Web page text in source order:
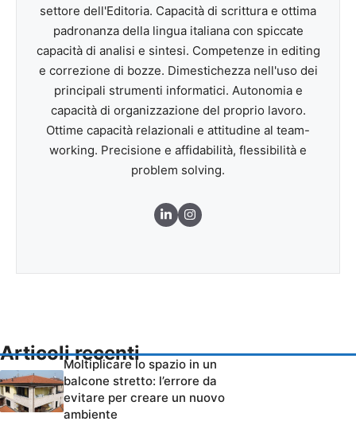
settore dell'Editoria. Capacità di scrittura e ottima
padronanza della lingua italiana con spiccate
capacità di analisi e sintesi. Competenze in editing
e correzione di bozze. Dimestichezza nell'uso dei
principali strumenti informatici. Autonomia e
capacità di organizzazione del proprio lavoro.
Ottime capacità relazionali e attitudine al team-
working. Precisione e affidabilità, flessibilità e
problem solving.
Articoli recenti
Moltiplicare lo spazio in un
balcone stretto: l’errore da
evitare per creare un nuovo
ambiente